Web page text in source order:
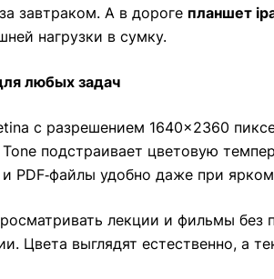
завтраком. А в дороге планшет
нагрузки в сумку.
любых задач
с разрешением 1640×2360
подстраивает цветовую
PDF‑файлы удобно даже при
лекции и фильмы без
Цвета выглядят естественно, а